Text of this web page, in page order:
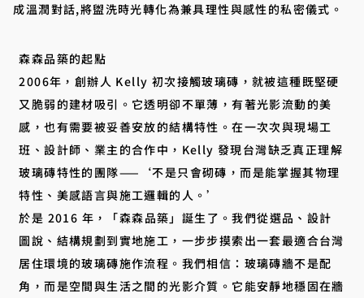
成溫潤對話,將盥洗時光轉化為兼具理性與感性的私密儀式。
森森品築的起點
2006年，創辦人 Kelly 初次接觸玻璃磚，就被這種既堅硬
又脆弱的建材吸引。它透明卻不單薄，有著光影流動的美
感，也有需要被妥善安放的結構特性。在一次次與現場工
班、設計師、業主的合作中，Kelly 發現台灣缺乏真正理解
玻璃磚特性的團隊——‘不是只會砌磚，而是能掌握其物理
特性、美感語言與施工邏輯的人。’
於是 2016 年，「森森品築」誕生了。我們從選品、設計
圖說、結構規劃到實地施工，一步步摸索出一套最適合台灣
居住環境的玻璃磚施作流程。我們相信：玻璃磚牆不是配
角，而是空間與生活之間的光影介質。它能安靜地穩固在牆